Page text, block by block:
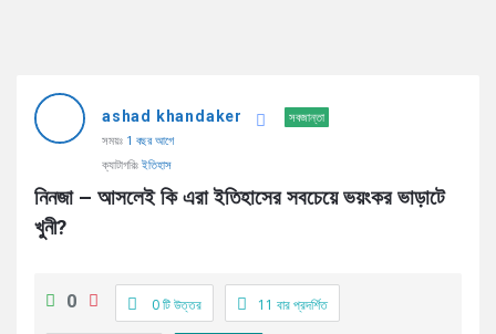
AddaBuzz.net
Latest
ashad khandaker
সবজান্তা
সময়ঃ 1 বছর আগে
ক্যাটাগরিঃ ইতিহাস
নিনজা – আসলেই কি এরা ইতিহাসের সবচেয়ে ভয়ংকর ভাড়াটে
খুনী?
0 0 টি উত্তর 11 বার প্রদর্শিত